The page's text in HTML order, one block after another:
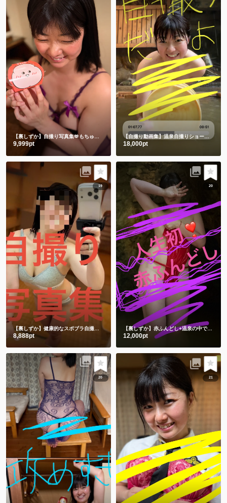
【裏しずか】自撮り写真集🫶もちゅりんと私とむらさきえちえち下着
9,999pt
【自撮り動画集】温泉自撮りショート動画３本詰め合わせ
18,000pt
19
【裏しずか】健康的なスポブラ自撮り🤳 ショート動画１本と写真50枚
8,888pt
20
【裏しずか】赤ふんどし+温泉の中で湯あみぎを着る🫣ショート動画２本と写真100枚セット
12,000pt
20 21